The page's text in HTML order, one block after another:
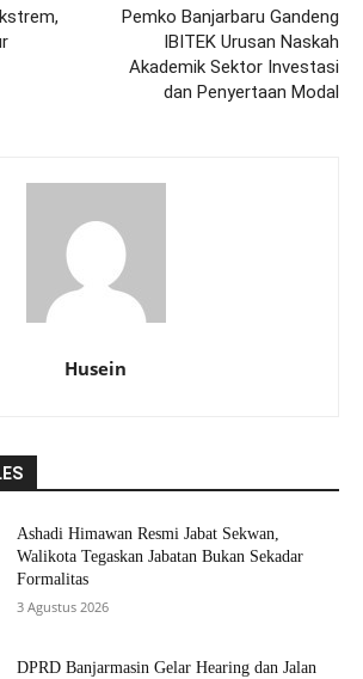
Pemko Banjarbaru Gandeng
IBITEK Urusan Naskah
Akademik Sektor Investasi
dan Penyertaan Modal
Husein
Ashadi Himawan Resmi Jabat Sekwan,
Walikota Tegaskan Jabatan Bukan Sekadar
Formalitas
3 Agustus 2026
DPRD Banjarmasin Gelar Hearing dan Jalan